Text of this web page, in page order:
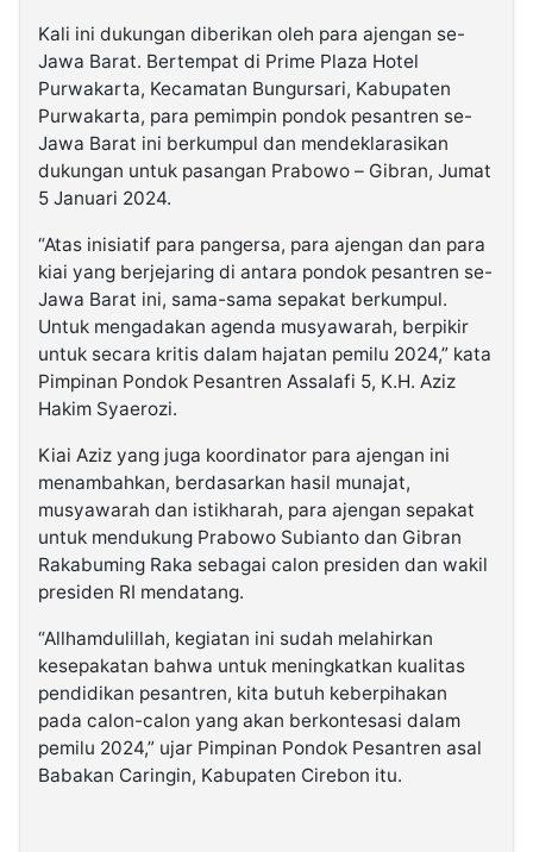
Kali ini dukungan diberikan oleh para ajengan se-
Jawa Barat. Bertempat di Prime Plaza Hotel
Purwakarta, Kecamatan Bungursari, Kabupaten
Purwakarta, para pemimpin pondok pesantren se-
Jawa Barat ini berkumpul dan mendeklarasikan
dukungan untuk pasangan Prabowo – Gibran, Jumat
5 Januari 2024.
“Atas inisiatif para pangersa, para ajengan dan para
kiai yang berjejaring di antara pondok pesantren se-
Jawa Barat ini, sama-sama sepakat berkumpul.
Untuk mengadakan agenda musyawarah, berpikir
untuk secara kritis dalam hajatan pemilu 2024,” kata
Pimpinan Pondok Pesantren Assalafi 5, K.H. Aziz
Hakim Syaerozi.
Kiai Aziz yang juga koordinator para ajengan ini
menambahkan, berdasarkan hasil munajat,
musyawarah dan istikharah, para ajengan sepakat
untuk mendukung Prabowo Subianto dan Gibran
Rakabuming Raka sebagai calon presiden dan wakil
presiden RI mendatang.
“Allhamdulillah, kegiatan ini sudah melahirkan
kesepakatan bahwa untuk meningkatkan kualitas
pendidikan pesantren, kita butuh keberpihakan
pada calon-calon yang akan berkontesasi dalam
pemilu 2024,” ujar Pimpinan Pondok Pesantren asal
Babakan Caringin, Kabupaten Cirebon itu.